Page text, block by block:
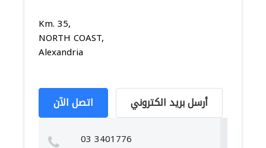
Km. 35,
NORTH COAST,
Alexandria
اتصل الآن أرسل بريد الكتروني
03 3401776